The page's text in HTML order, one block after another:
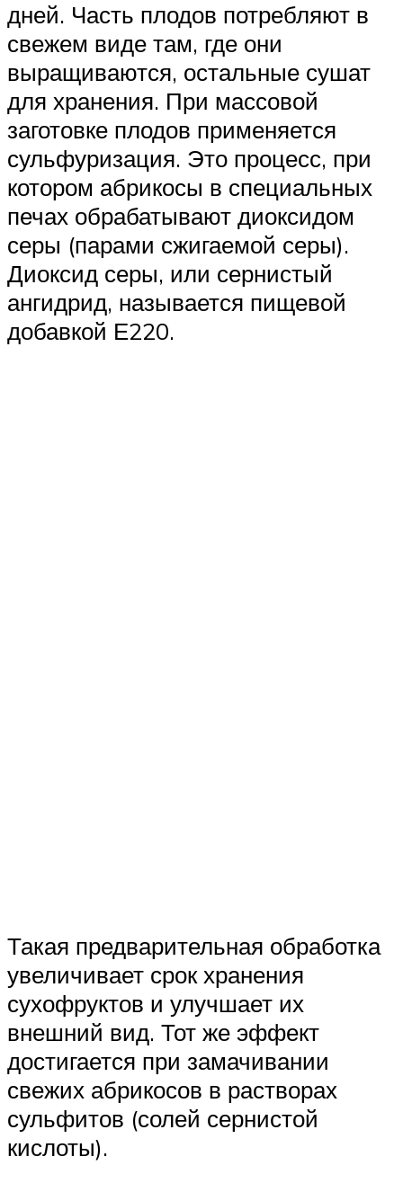
дней. Часть плодов потребляют в
свежем виде там, где они
выращиваются, остальные сушат
для хранения. При массовой
заготовке плодов применяется
сульфуризация. Это процесс, при
котором абрикосы в специальных
печах обрабатывают диоксидом
серы (парами сжигаемой серы).
Диоксид серы, или сернистый
ангидрид, называется пищевой
добавкой Е220.
Такая предварительная обработка
увеличивает срок хранения
сухофруктов и улучшает их
внешний вид. Тот же эффект
достигается при замачивании
свежих абрикосов в растворах
сульфитов (солей сернистой
кислоты).